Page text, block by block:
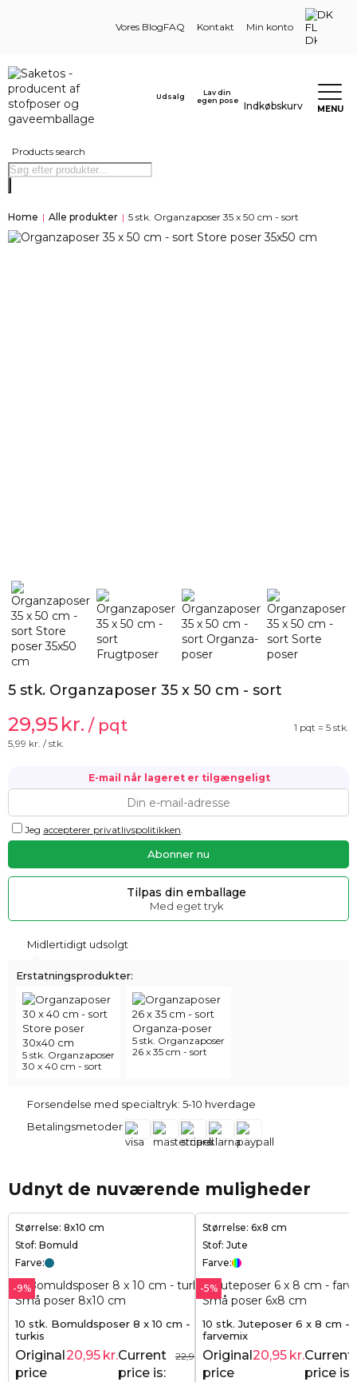
Vores BlogFAQ Kontakt Min konto
DK
Products search
Udsalg
Lav din
egen pose
Indkøbskurv MENU
Home | Alle produkter | 5 stk. Organzaposer 35 x 50 cm - sort
5 stk. Organzaposer 35 x 50 cm - sort
29,95kr. / pqt
1 pqt = 5 stk.
5,99 kr. / stk.
E-mail når lageret er tilgængeligt
Jeg accepterer privatlivspolitikken
Tilpas din emballage
Med eget tryk
Midlertidigt udsolgt
Erstatningsprodukter:
5 stk. Organzaposer
30 x 40 cm - sort
5 stk. Organzaposer
26 x 35 cm - sort
Forsendelse med specialtryk: 5-10 hverdage
Betalingsmetoder
Udnyt de nuværende muligheder
Størrelse: 8x10 cm
Stof: Bomuld
Farve:
-9%
10 stk. Bomuldsposer 8 x 10 cm -
turkis
22,95 kr.
Original
price
20,95 kr.Current
price is:
Størrelse: 6x8 cm
Stof: Jute
Farve:
-5%
10 stk. Juteposer 6 x 8 cm -
farvemix
Original
price
20,95 kr.Current
price is: